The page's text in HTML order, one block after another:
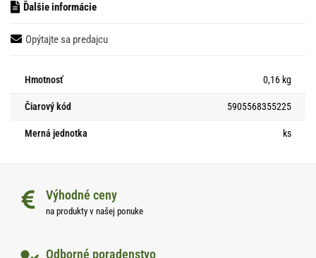
Ďalšie informácie
Opýtajte sa predajcu
Hmotnosť 0,16 kg
Čiarový kód 5905568355225
Merná jednotka ks
Výhodné ceny
na produkty v našej ponuke
Odborné poradenstvo